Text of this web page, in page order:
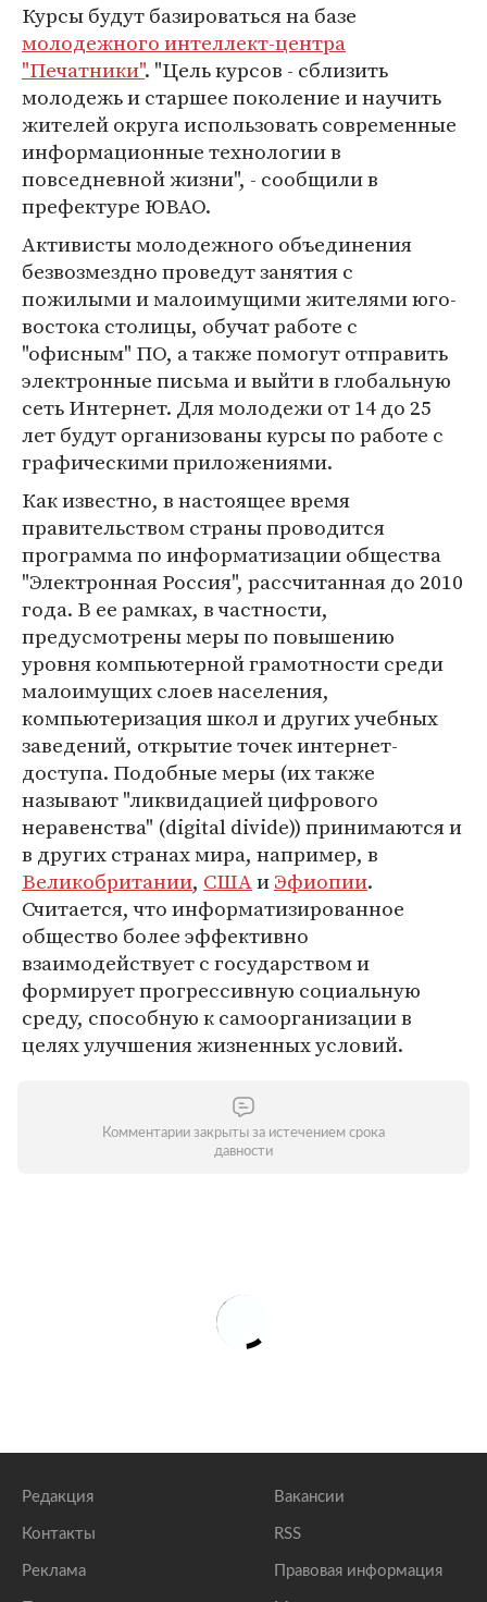
Курсы будут базироваться на базе
молодежного интеллект-центра
"Печатники". "Цель курсов - сблизить
молодежь и старшее поколение и научить
жителей округа использовать современные
информационные технологии в
повседневной жизни", - сообщили в
префектуре ЮВАО.
Активисты молодежного объединения
безвозмездно проведут занятия с
пожилыми и малоимущими жителями юго-
востока столицы, обучат работе с
"офисным" ПО, а также помогут отправить
электронные письма и выйти в глобальную
сеть Интернет. Для молодежи от 14 до 25
лет будут организованы курсы по работе с
графическими приложениями.
Как известно, в настоящее время
правительством страны проводится
программа по информатизации общества
"Электронная Россия", рассчитанная до 2010
года. В ее рамках, в частности,
предусмотрены меры по повышению
уровня компьютерной грамотности среди
малоимущих слоев населения,
компьютеризация школ и других учебных
заведений, открытие точек интернет-
доступа. Подобные меры (их также
называют "ликвидацией цифрового
неравенства" (digital divide)) принимаются и
в других странах мира, например, в
Великобритании, СШАиЭфиопии.
Считается, что информатизированное
общество более эффективно
взаимодействует с государством и
формирует прогрессивную социальную
среду, способную к самоорганизации в
целях улучшения жизненных условий.
Комментарии закрыты за истечением срока
давности
Редакция
Контакты
Реклама
Вакансии
RSS
Правовая информация